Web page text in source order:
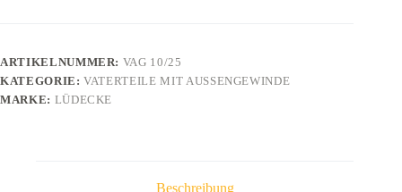
AG
Menge
ARTIKELNUMMER: VAG 10/25
KATEGORIE:VATERTEILE MIT AUSSENGEWINDE
MARKE: LÜDECKE
Beschreibung